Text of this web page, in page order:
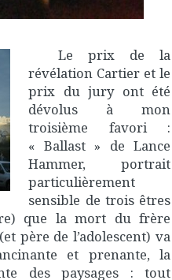
Le prix de la
révélation Cartier et le
prix du jury ont été
dévolus à mon
troisième favori :
« Ballast » de Lance
Hammer, portrait
particulièrement
sensible de trois êtres
que la mort du frère
père de l’adolescent) va
et prenante, la
des paysages : tout